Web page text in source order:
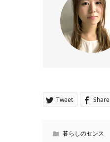
Tweet Share
暮らしのセンス